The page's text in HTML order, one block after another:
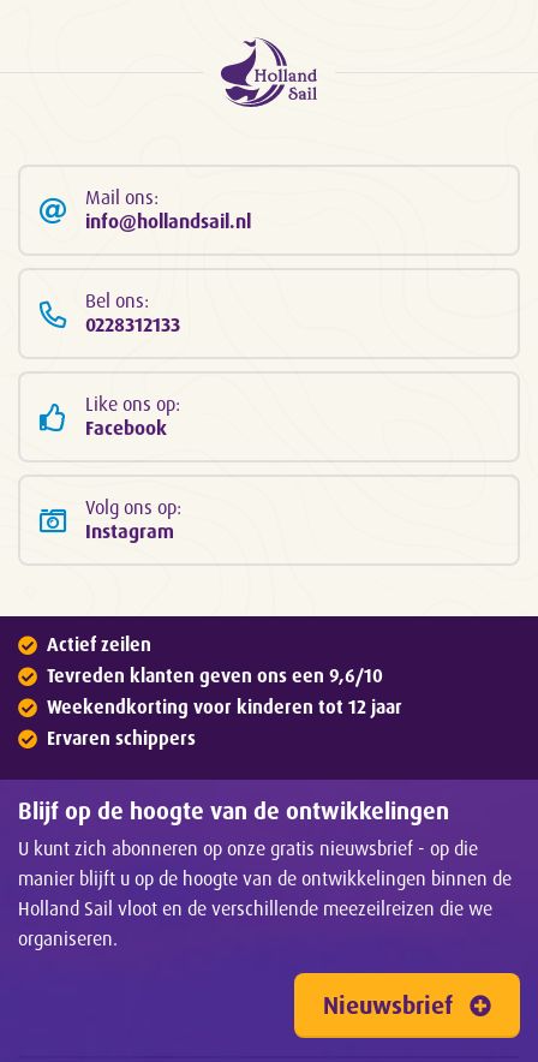
Mail ons:
info@hollandsail.nl
Bel ons:
0228312133
Like ons op:
Facebook
Volg ons op:
Instagram
Actief zeilen
Tevreden klanten geven ons een 9,6/10
Weekendkorting voor kinderen tot 12 jaar
Ervaren schippers
Blijf op de hoogte van de ontwikkelingen
U kunt zich abonneren op onze gratis nieuwsbrief - op die
manier blijft u op de hoogte van de ontwikkelingen binnen de
Holland Sail vloot en de verschillende meezeilreizen die we
organiseren.
Nieuwsbrief